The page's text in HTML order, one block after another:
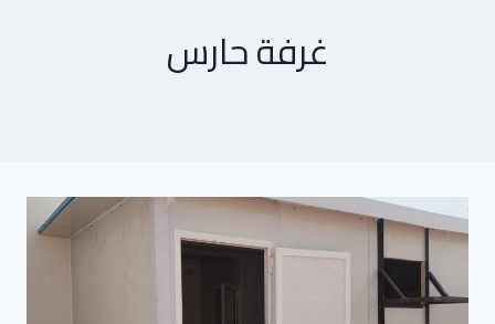
غرفة حارس